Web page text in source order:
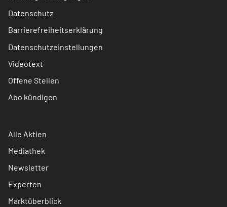
Datenschutz
Barrierefreiheitserklärung
Datenschutzeinstellungen
Videotext
Offene Stellen
Abo kündigen
Alle Aktien
Mediathek
Newsletter
Experten
Marktüberblick